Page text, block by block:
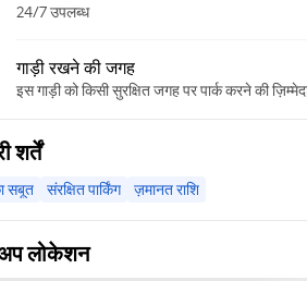
24/7 उपलब्ध
गाड़ी रखने की जगह
इस गाड़ी को किसी सुरक्षित जगह पर पार्क करने की
शर्तें
सबूत संरक्षित पार्किंग ज़मानत राशि
लोकेशन